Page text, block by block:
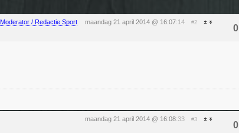
Moderator / Redactie Sport maandag 21 april 2014 @ 16:07:14 #2
maandag 21 april 2014 @ 16:08:33 #3